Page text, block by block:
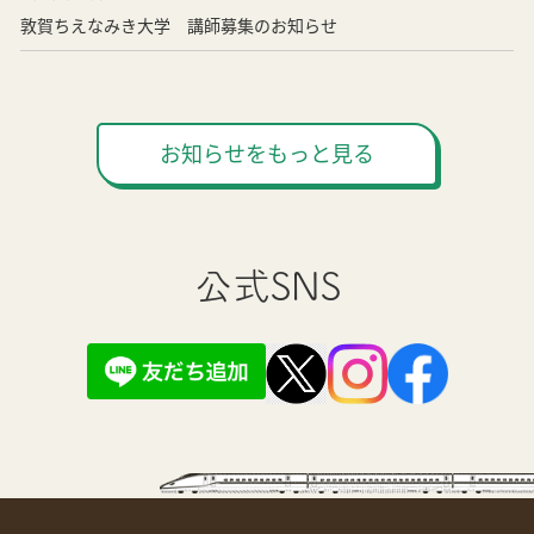
敦賀ちえなみき大学 講師募集のお知らせ
お知らせをもっと見る
公式SNS